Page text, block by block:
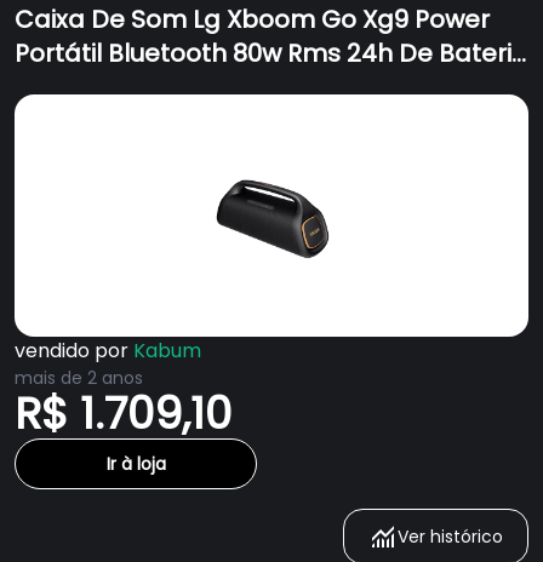
Caixa De Som Lg Xboom Go Xg9 Power
Portátil Bluetooth 80w Rms 24h De Bateria
Ip67 Iluminação De Palco Sound Boost
Xg9qbk
vendido por Kabum
mais de 2 anos
R$ 1.709,10
Ir à loja
Ver histórico